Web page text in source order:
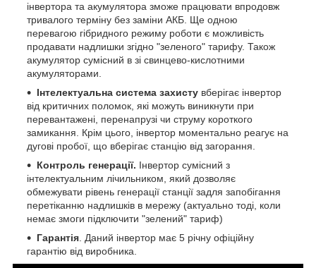
інвертора та акумулятора зможе працювати впродовж
тривалого терміну без заміни АКБ. Ще одною
перевагою гібридного режиму роботи є можливість
продавати надлишки згідно "зеленого" тарифу. Також
акумулятор сумісний в зі свинцево-кислотними
акумуляторами.
Інтелектуальна система захисту вберігає інвертор
від критичних поломок, які можуть виникнути при
перевантажені, перенапрузі чи струму короткого
замикання. Крім цього, інвертор моментально реагує на
дугові пробої, що вберігає станцію від загорання.
Контроль генерації. Інвертор сумісний з
інтелектуальним лічильником, який дозволяє
обмежувати рівень генерації станції задля запобігання
перетіканню надлишків в мережу (актуально тоді, коли
немає змоги підключити "зелений" тариф)
Гарантія. Даний інвертор має 5 річну офіційну
гарантію від виробника.